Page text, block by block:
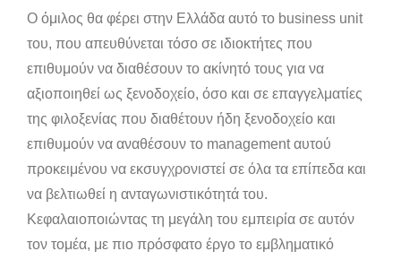
Ο όμιλος θα φέρει στην Ελλάδα αυτό το business unit
του, που απευθύνεται τόσο σε ιδιοκτήτες που
επιθυμούν να διαθέσουν το ακίνητό τους για να
αξιοποιηθεί ως ξενοδοχείο, όσο και σε επαγγελματίες
της φιλοξενίας που διαθέτουν ήδη ξενοδοχείο και
επιθυμούν να αναθέσουν το management αυτού
προκειμένου να εκσυγχρονιστεί σε όλα τα επίπεδα και
να βελτιωθεί η ανταγωνιστικότητά του.
Κεφαλαιοποιώντας τη μεγάλη του εμπειρία σε αυτόν
τον τομέα, με πιο πρόσφατο έργο το εμβληματικό